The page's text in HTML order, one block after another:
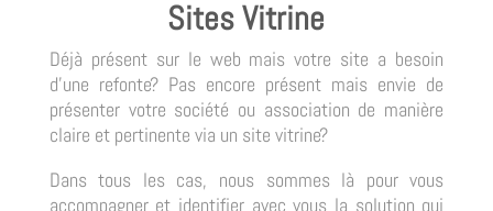
Sites Vitrine
Déjà présent sur le web mais votre site a besoin
d’une refonte? Pas encore présent mais envie de
présenter votre société ou association de manière
claire et pertinente via un site vitrine?
Dans tous les cas, nous sommes là pour vous
accompagner et identifier avec vous la solution qui